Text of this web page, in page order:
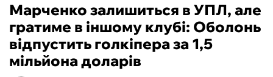
БОКС
ХОКЕЙ
Марченко залишиться в УПЛ, але
гратиме в іншому клубі: Оболонь
відпустить голкіпера за 1,5
мільйона доларів